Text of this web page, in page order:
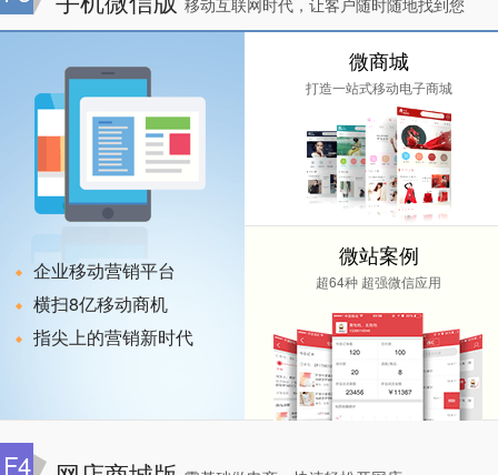
移动互联网时代，让客户随时随地找到您
企业移动营销平台
横扫8亿移动商机
指尖上的营销新时代
微商城
打造一站式移动电子商城
微站案例
超64种 超强微信应用
F4